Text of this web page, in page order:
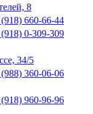
8
660-66-44
0-309-309
34/5
360-06-06
960-96-96